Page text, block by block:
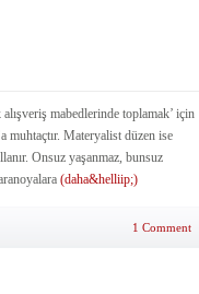
mabedlerinde toplamak’ için
muhtaçtır. Materyalist düzen ise
Onsuz yaşanmaz, bunsuz
(daha&helliip;)
1 Comment